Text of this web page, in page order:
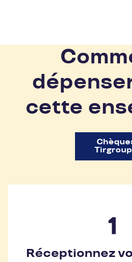
cette
Réceptionnez